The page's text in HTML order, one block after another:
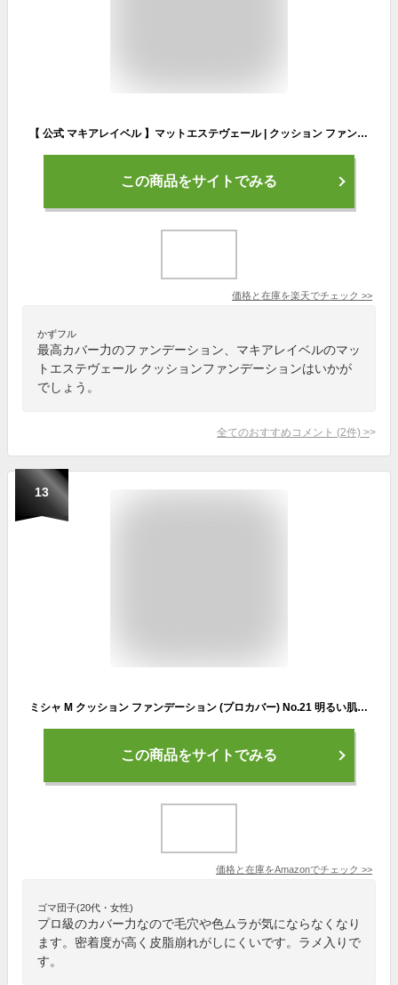
【 公式 マキアレイベル 】マットエステヴェール | クッション ファンデーション 美容液ファンデ セミマット 60代 50代 40代 30代 クッションファンデ クッション ファンデ 韓国 長時間 メイクキープ 高密着 高カバー ナイアシンアミド ヒアルロン酸
この商品をサイトでみる
価格と在庫を楽天でチェック >>
かずフル
最高カバー力のファンデーション、マキアレイベルのマッ
トエステヴェール クッションファンデーションはいかが
でしょう。
全てのおすすめコメント (2件) >
13
ミシャ M クッション ファンデーション (プロカバー) No.21 明るい肌色 (15g)
この商品をサイトでみる
価格と在庫をAmazonでチェック >>
ゴマ団子(20代・女性)
プロ級のカバー力なので毛穴や色ムラが気にならなくなり
ます。密着度が高く皮脂崩れがしにくいです。ラメ入りで
す。